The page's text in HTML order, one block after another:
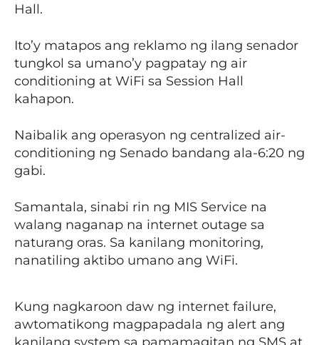
Hall.
Ito’y matapos ang reklamo ng ilang senador
tungkol sa umano’y pagpatay ng air
conditioning at WiFi sa Session Hall
kahapon.
Naibalik ang operasyon ng centralized air-
conditioning ng Senado bandang ala-6:20 ng
gabi.
Samantala, sinabi rin ng MIS Service na
walang naganap na internet outage sa
naturang oras. Sa kanilang monitoring,
nanatiling aktibo umano ang WiFi.
Kung nagkaroon daw ng internet failure,
awtomatikong magpapadala ng alert ang